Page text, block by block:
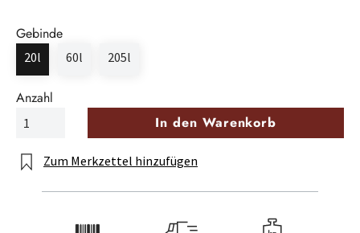
Gebinde
20l 60l 205l
Anzahl
In den Warenkorb
Zum Merkzettel hinzufügen